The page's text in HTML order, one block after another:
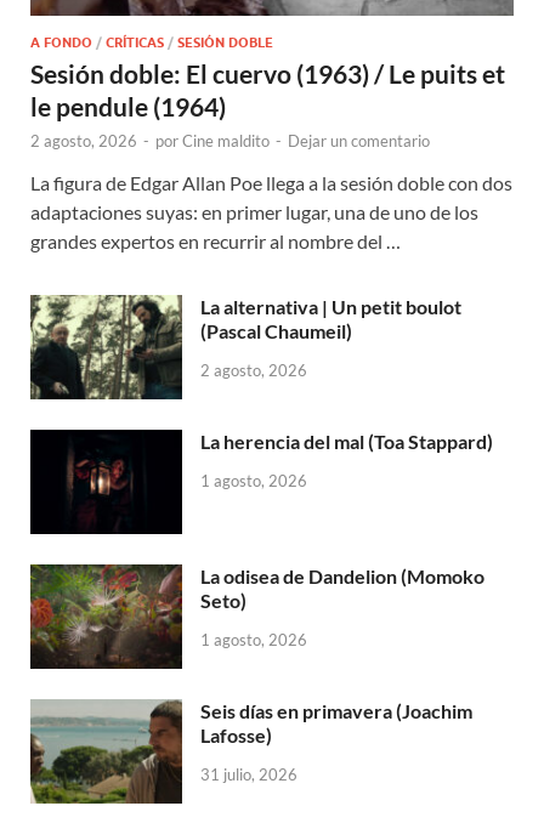
A FONDO / CRÍTICAS / SESIÓN DOBLE
Sesión doble: El cuervo (1963) / Le puits et
le pendule (1964)
2 agosto, 2026 - porCine maldito - Dejar un comentario
La figura de Edgar Allan Poe llega a la sesión doble con dos
adaptaciones suyas: en primer lugar, una de uno de los
grandes expertos en recurrir al nombre del …
La alternativa | Un petit boulot
(Pascal Chaumeil)
2 agosto, 2026
La herencia del mal (Toa Stappard)
1 agosto, 2026
La odisea de Dandelion (Momoko
Seto)
1 agosto, 2026
Seis días en primavera (Joachim
Lafosse)
31 julio, 2026